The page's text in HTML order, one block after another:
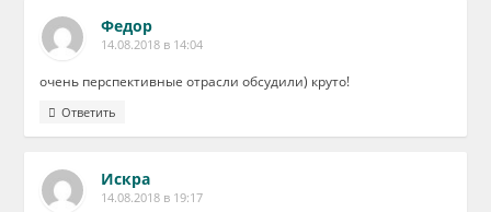
Федор
14.08.2018 в 14:04
очень перспективные отрасли обсудили) круто!
Ответить
Искра
14.08.2018 в 19:17